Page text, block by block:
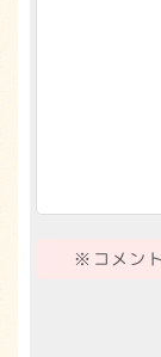
※コメン